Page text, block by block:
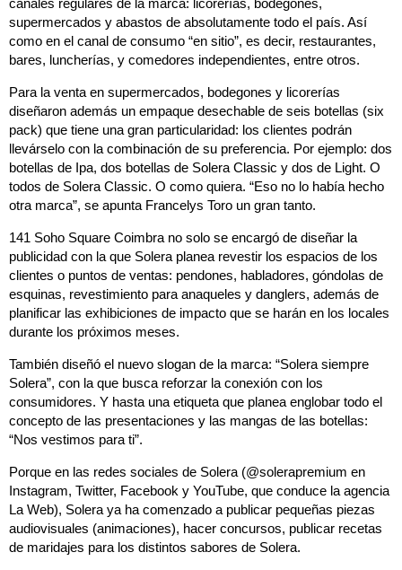
supermercados y abastos de absolutamente todo el país. Así
como en el canal de consumo “en sitio”, es decir, restaurantes,
bares, luncherías, y comedores independientes, entre otros.
Para la venta en supermercados, bodegones y licorerías
diseñaron además un empaque desechable de seis botellas (six
pack) que tiene una gran particularidad: los clientes podrán
llevárselo con la combinación de su preferencia. Por ejemplo: dos
botellas de Ipa, dos botellas de Solera Classic y dos de Light. O
todos de Solera Classic. O como quiera. “Eso no lo había hecho
otra marca”, se apunta Francelys Toro un gran tanto.
141 Soho Square Coimbra no solo se encargó de diseñar la
publicidad con la que Solera planea revestir los espacios de los
clientes o puntos de ventas: pendones, habladores, góndolas de
esquinas, revestimiento para anaqueles y danglers, además de
planificar las exhibiciones de impacto que se harán en los locales
durante los próximos meses.
También diseñó el nuevo slogan de la marca: “Solera siempre
Solera”, con la que busca reforzar la conexión con los
consumidores. Y hasta una etiqueta que planea englobar todo el
concepto de las presentaciones y las mangas de las botellas:
“Nos vestimos para ti”.
Porque en las redes sociales de Solera (@solerapremium en
Instagram, Twitter, Facebook y YouTube, que conduce la agencia
La Web), Solera ya ha comenzado a publicar pequeñas piezas
audiovisuales (animaciones), hacer concursos, publicar recetas
de maridajes para los distintos sabores de Solera.